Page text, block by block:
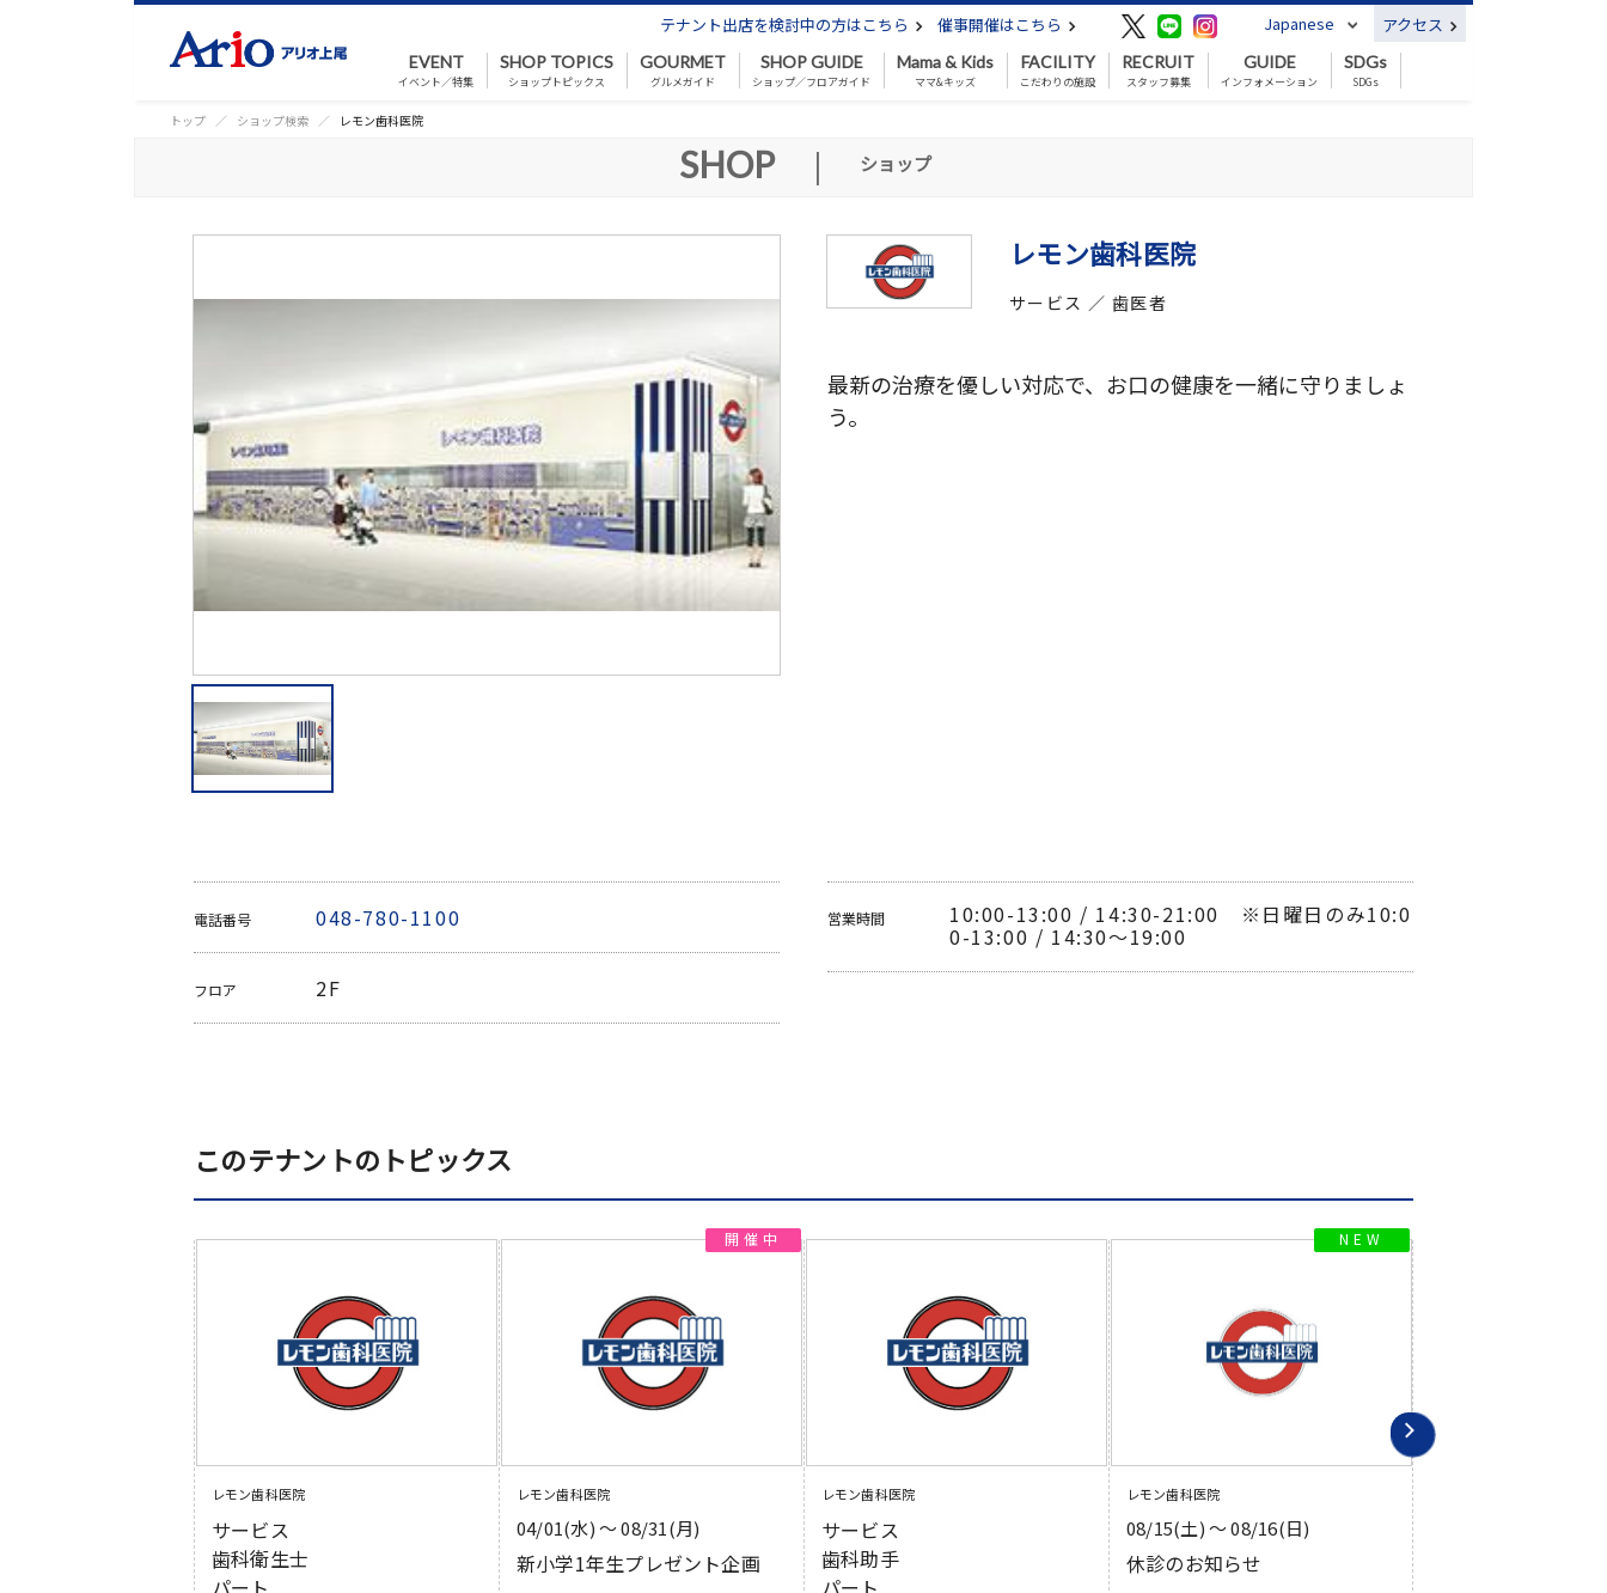
テナント出店を検討中の方はこちら 催事開催はこちら Japanese アクセス
EVENT
イベント／特集
SHOP TOPICS
ショップトピックス
GOURMET
グルメガイド
SHOP GUIDE
ショップ／フロアガイド
Mama & Kids
ママ&キッズ
FACILITY
こだわりの施設
RECRUIT
スタッフ募集
GUIDE
インフォメーション
SDGs
SDGs
トップ ショップ検索 レモン歯科医院
SHOP | ショップ
レモン歯科医院
サービス ／ 歯医者
最新の治療を優しい対応で、お口の健康を一緒に守りましょ
う。
電話番号 048-780-1100
フロア 2F
営業時間 10:00-13:00 / 14:30-21:00 ※日曜日のみ10:0
0-13:00 / 14:30～19:00
このテナントのトピックス
レモン歯科医院
サービス
歯科衛生士
パート
レモン歯科医院
04/01(水) 〜 08/31(月)
新小学1年生プレゼント企画
レモン歯科医院
サービス
歯科助手
パート
レモン歯科医院
08/15(土) 〜 08/16(日)
休診のお知らせ